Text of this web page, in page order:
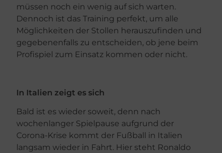
müssen noch ein wenig auf sich warten.
Dennoch ist das Training perfekt, um alle
Möglichkeiten der Stollen herauszufinden und
gegebenenfalls zu entscheiden, ob jene beim
Profispiel zum Einsatz kommen oder nicht.
In Italien zeigt es sich
Bald ist es wieder soweit, denn nach
wochenlanger Spielpause aufgrund der
Corona-Krise kommt der Fußball in Italien
langsam wieder in Fahrt. Hier steht Ronaldo